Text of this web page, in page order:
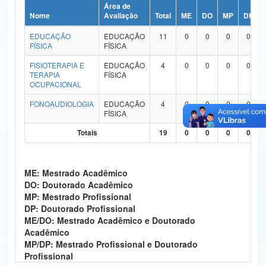
Ministério da Ciência, Tecnologia, Inovações e Comunicações
Ministério do Meio Ambiente
Ministério do Turismo
Ministério do Desenvolvimento Regional
Controladoria-Geral da União
Ministério da Mulher, da Família e dos Direitos Humanos
Secretaria de Governo
Gabinete de Segurança Institucional
Advocacia-Geral da União
Banco Central do Brasil
Nome
Área de
Avaliação
Total ME DO MP DP
EDUCAÇÃO
FÍSICA
EDUCAÇÃO
FÍSICA
11 0 0 0 0
FISIOTERAPIA E
TERAPIA
OCUPACIONAL
EDUCAÇÃO
FÍSICA
4 0 0 0 0
FONOAUDIOLOGIA
EDUCAÇÃO
FÍSICA
4 0 0 0 0
Totais 19 0 0 0 0
ME: Mestrado Acadêmico
DO: Doutorado Acadêmico
MP: Mestrado Profissional
DP: Doutorado Profissional
ME/DO: Mestrado Acadêmico e Doutorado
Acadêmico
MP/DP: Mestrado Profissional e Doutorado
Profissional